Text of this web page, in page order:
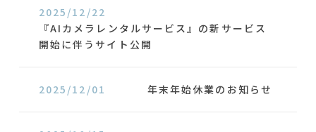
2025/12/22
『AIカメラレンタルサービス』の新サービス
開始に伴うサイト公開
2025/12/01 年末年始休業のお知らせ